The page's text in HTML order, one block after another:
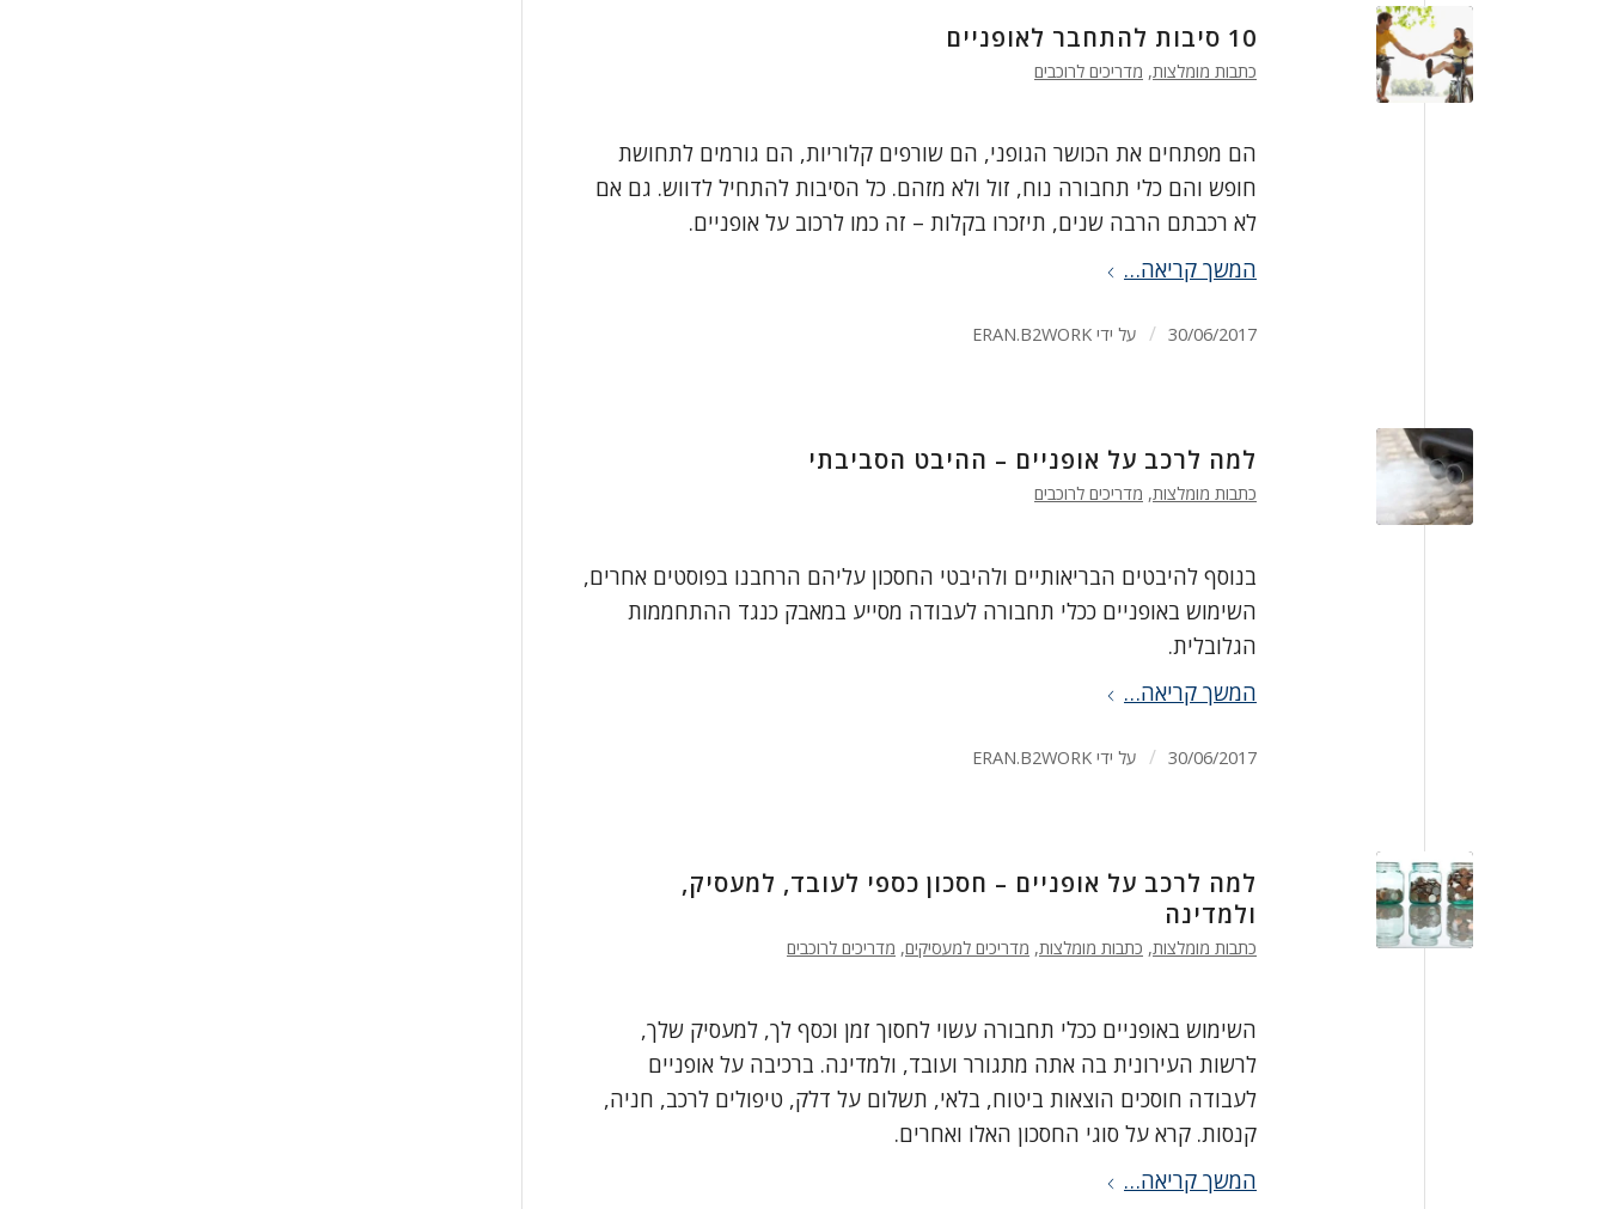
10 סיבות להתחבר לאופניים
כתבות מומלצות, מדריכים לרוכבים
הם מפתחים את הכושר הגופני, הם שורפים קלוריות, הם גורמים לתחושת
חופש והם כלי תחבורה נוח, זול ולא מזהם. כל הסיבות להתחיל לדווש. גם אם
לא רכבתם הרבה שנים, תיזכרו בקלות – זה כמו לרכוב על אופניים.
המשך קריאה…
30/06/2017
/ על ידי ERAN.B2WORK
למה לרכב על אופניים – ההיבט הסביבתי
כתבות מומלצות, מדריכים לרוכבים
בנוסף להיבטים הבריאותיים ולהיבטי החסכון עליהם הרחבנו בפוסטים אחרים,
השימוש באופניים ככלי תחבורה לעבודה מסייע במאבק כנגד ההתחממות
הגלובלית.
המשך קריאה…
30/06/2017
/ על ידי ERAN.B2WORK
למה לרכב על אופניים – חסכון כספי לעובד, למעסיק,
ולמדינה
כתבות מומלצות, כתבות מומלצות, מדריכים למעסיקים, מדריכים לרוכבים
השימוש באופניים ככלי תחבורה עשוי לחסוך זמן וכסף לך, למעסיק שלך,
לרשות העירונית בה אתה מתגורר ועובד, ולמדינה. ברכיבה על אופניים
לעבודה חוסכים הוצאות ביטוח, בלאי, תשלום על דלק, טיפולים לרכב, חניה,
קנסות. קרא על סוגי החסכון האלו ואחרים.
המשך קריאה…